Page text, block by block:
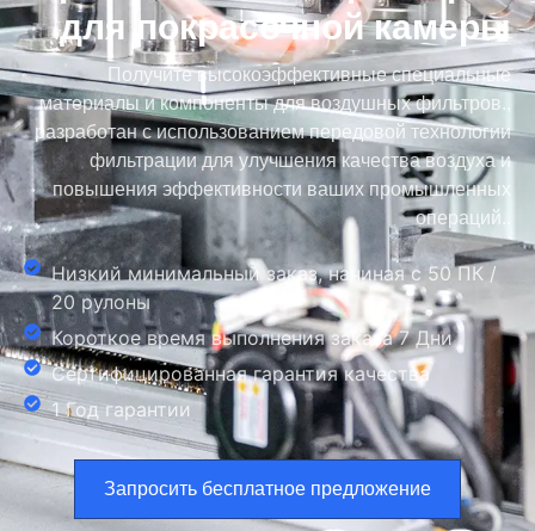
для покрасочной камеры
Получите высокоэффективные специальные
материалы и компоненты для воздушных фильтров.,
разработан с использованием передовой технологии
фильтрации для улучшения качества воздуха и
повышения эффективности ваших промышленных
операций..
Низкий минимальный заказ, начиная с 50 ПК /
20 рулоны
Короткое время выполнения заказа 7 Дни
Сертифицированная гарантия качества
1 Год гарантии
Запросить бесплатное предложение